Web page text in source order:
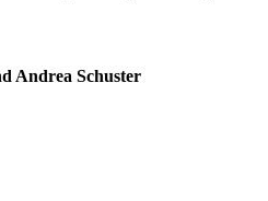
Andrea Schuster